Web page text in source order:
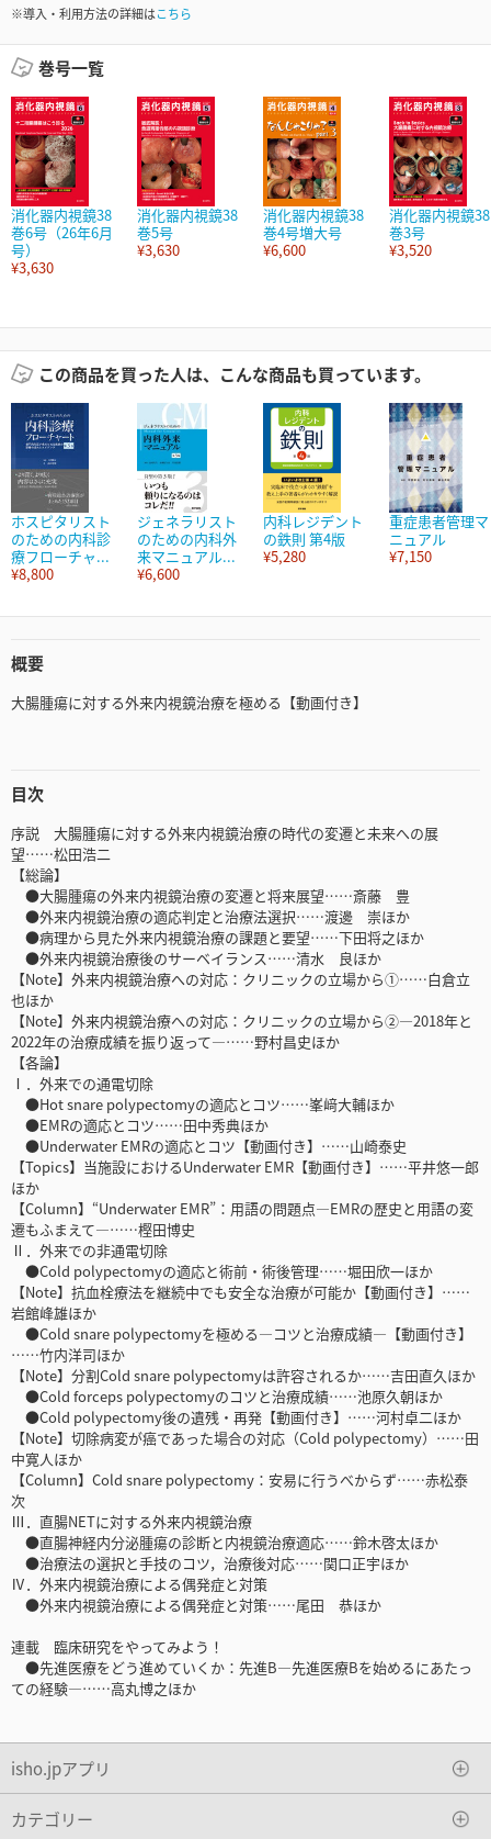
※導入・利用方法の詳細はこちら
巻号一覧
消化器内視鏡38
巻6号（26年6月
号）
¥3,630
消化器内視鏡38
巻5号
¥3,630
消化器内視鏡38
巻4号増大号
¥6,600
消化器内視鏡38
巻3号
¥3,520
この商品を買った人は、こんな商品も買っています。
ホスピタリスト
のための内科診
療フローチャ...
¥8,800
ジェネラリスト
のための内科外
来マニュアル...
¥6,600
内科レジデント
の鉄則 第4版
¥5,280
重症患者管理マ
ニュアル
¥7,150
概要
大腸腫瘍に対する外来内視鏡治療を極める【動画付き】
目次
序説 大腸腫瘍に対する外来内視鏡治療の時代の変遷と未来への展
望……松田浩二
【総論】
●大腸腫瘍の外来内視鏡治療の変遷と将来展望……斎藤 豊
●外来内視鏡治療の適応判定と治療法選択……渡邊 崇ほか
●病理から見た外来内視鏡治療の課題と要望……下田将之ほか
●外来内視鏡治療後のサーベイランス……清水 良ほか
【Note】外来内視鏡治療への対応：クリニックの立場から①……白倉立
也ほか
【Note】外来内視鏡治療への対応：クリニックの立場から②―2018年と
2022年の治療成績を振り返って―……野村昌史ほか
【各論】
Ⅰ．外来での通電切除
●Hot snare polypectomyの適応とコツ……峯﨑大輔ほか
●EMRの適応とコツ……田中秀典ほか
●Underwater EMRの適応とコツ【動画付き】……山崎泰史
【Topics】当施設におけるUnderwater EMR【動画付き】……平井悠一郎
ほか
【Column】“Underwater EMR”：用語の問題点―EMRの歴史と用語の変
遷もふまえて―……樫田博史
Ⅱ．外来での非通電切除
●Cold polypectomyの適応と術前・術後管理……堀田欣一ほか
【Note】抗血栓療法を継続中でも安全な治療が可能か【動画付き】……
岩館峰雄ほか
●Cold snare polypectomyを極める―コツと治療成績―【動画付き】
……竹内洋司ほか
【Note】分割Cold snare polypectomyは許容されるか……吉田直久ほか
●Cold forceps polypectomyのコツと治療成績……池原久朝ほか
●Cold polypectomy後の遺残・再発【動画付き】……河村卓二ほか
【Note】切除病変が癌であった場合の対応（Cold polypectomy）……田
中寛人ほか
【Column】Cold snare polypectomy：安易に行うべからず……赤松泰
次
Ⅲ．直腸NETに対する外来内視鏡治療
●直腸神経内分泌腫瘍の診断と内視鏡治療適応……鈴木啓太ほか
●治療法の選択と手技のコツ，治療後対応……関口正宇ほか
Ⅳ．外来内視鏡治療による偶発症と対策
●外来内視鏡治療による偶発症と対策……尾田 恭ほか
連載 臨床研究をやってみよう！
●先進医療をどう進めていくか：先進B―先進医療Bを始めるにあたっ
ての経験―……高丸博之ほか
isho.jpアプリ
カテゴリー